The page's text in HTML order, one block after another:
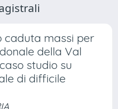
caduta massi per
della Val
studio su
di difficile